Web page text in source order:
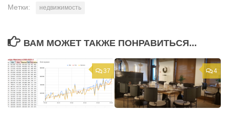
Метки: недвижимость
ВАМ МОЖЕТ ТАКЖЕ ПОНРАВИТЬСЯ...
37 4